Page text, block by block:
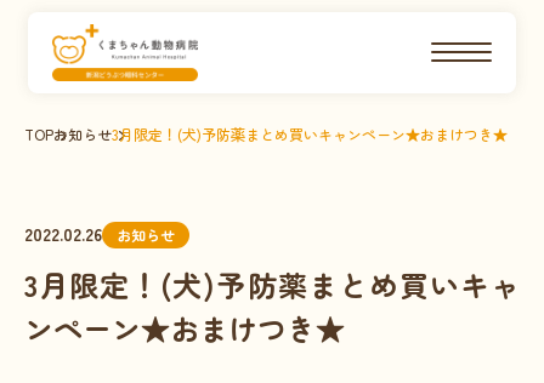
TOPお知らせ3月限定！(犬)予防薬まとめ買いキャンペーン★おまけつき★
2022.02.26 お知らせ
3月限定！(犬)予防薬まとめ買いキャ
ンペーン★おまけつき★